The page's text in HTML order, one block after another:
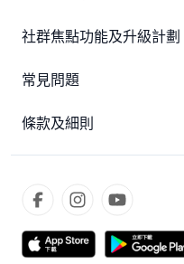
社群焦點功能及升級計劃
常見問題
條款及細則